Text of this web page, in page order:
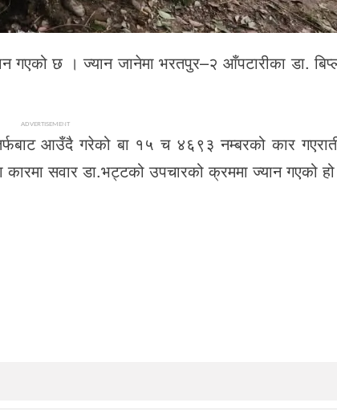
गएको छ । ज्यान जानेमा भरतपुर–२ आँपटारीका डा.
ADVERTISEMENT
आउँदै गरेको बा १५ च ४६९३ नम्बरको कार
सवार डा.भट्टको उपचारको क्रममा ज्यान गएको